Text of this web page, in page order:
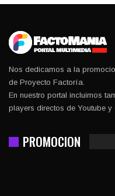
Nos dedicamos a la
de Proyecto Factoría.
En nuestro portal incluimos
players directos de Youtube y
PROMOCION